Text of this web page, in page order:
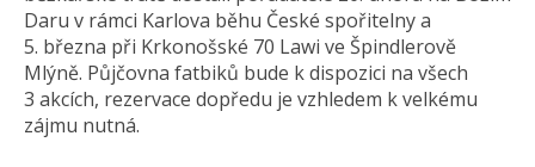
Daru v rámci Karlova běhu České spořitelny a
5. března při Krkonošské 70 Lawi ve Špindlerově
Mlýně. Půjčovna fatbiků bude k dispozici na všech
3 akcích, rezervace dopředu je vzhledem k velkému
zájmu nutná.